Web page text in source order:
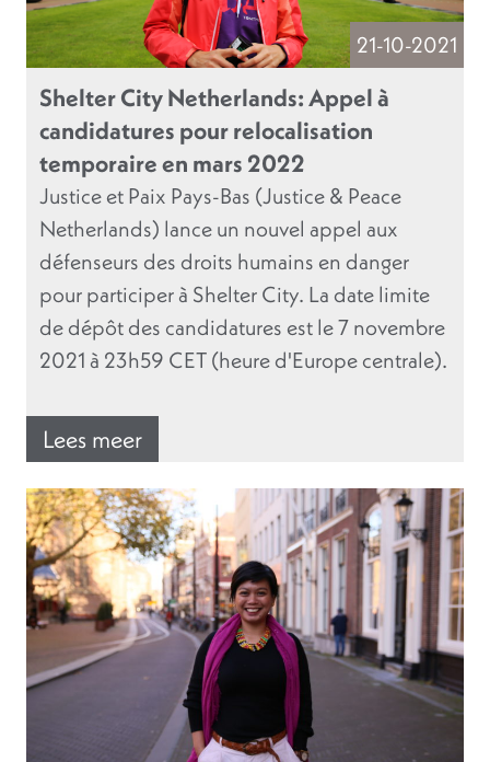
21-10-2021
Shelter City Netherlands: Appel à
candidatures pour relocalisation
temporaire en mars 2022
Justice et Paix Pays-Bas (Justice & Peace
Netherlands) lance un nouvel appel aux
défenseurs des droits humains en danger
pour participer à Shelter City. La date limite
de dépôt des candidatures est le 7 novembre
2021 à 23h59 CET (heure d'Europe centrale).
Lees meer